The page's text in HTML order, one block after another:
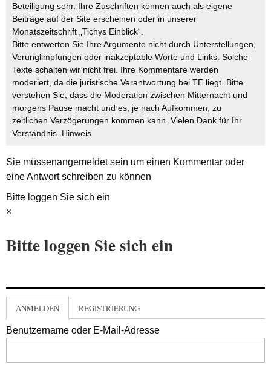
Beteiligung sehr. Ihre Zuschriften können auch als eigene
Beiträge auf der Site erscheinen oder in unserer
Monatszeitschrift „Tichys Einblick“.
Bitte entwerten Sie Ihre Argumente nicht durch Unterstellungen,
Verunglimpfungen oder inakzeptable Worte und Links. Solche
Texte schalten wir nicht frei. Ihre Kommentare werden
moderiert, da die juristische Verantwortung bei TE liegt. Bitte
verstehen Sie, dass die Moderation zwischen Mitternacht und
morgens Pause macht und es, je nach Aufkommen, zu
zeitlichen Verzögerungen kommen kann. Vielen Dank für Ihr
Verständnis. Hinweis
Sie müssenangemeldetsein um einen Kommentar oder
eine Antwort schreiben zu können
Bitte loggen Sie sich ein
×
Bitte loggen Sie sich ein
ANMELDEN REGISTRIERUNG
Benutzername oder E-Mail-Adresse